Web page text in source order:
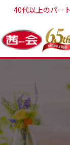
40代以上のパー
茜会TOP 茜会婚